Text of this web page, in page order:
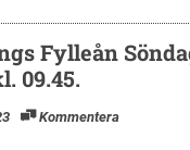
Fylleån
09.45.
Kommentera